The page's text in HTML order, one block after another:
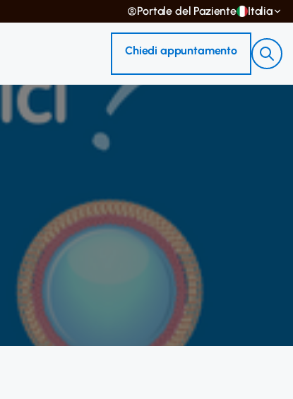
Portale del Paziente Italia
Chiedi appuntamento